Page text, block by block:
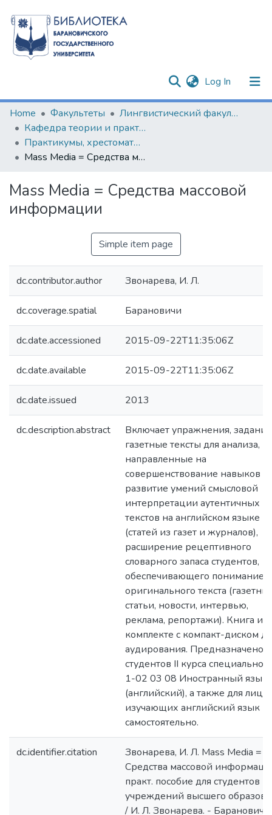
Log In (current)
Communities & Collections
All of DSpace
Statistics
Home Факультеты
Лингвистический факультет
Кафедра теории и практики германских языков
Практикумы, хрестоматии, учебные комплекты
Mass Media = Средства массовой информации
Mass Media = Средства массовой
информации
Simple item page
dc.contributor.author Звонарева, И. Л.
dc.coverage.spatial Барановичи
dc.date.accessioned 2015-09-22T11:35:06Z
dc.date.available 2015-09-22T11:35:06Z
dc.date.issued 2013
dc.description.abstract
Включает упражнения,
газетные тексты для анализа,
направленные на
совершенствование навыков и
развитие умений смысловой
интерпретации аутентичных
текстов на английском языке
(статей из газет и журналов),
расширение рецептивного
словарного запаса студентов,
обеспечивающего понимание
оригинального текста
статьи, новости, интервью,
реклама, репортажи). Книга
комплекте с компакт-диском
аудирования. Предназначено
студентов II курса
1-02 03 08 Иностранный язык
(английский), а также для лиц,
изучающих английский язык
самостоятельно.
dc.identifier.citation
Звонарева, И. Л. Mass Media =
Средства массовой
практ. пособие для студентов
учреждений высшего
/ И. Л. Звонарева. - Барановичи